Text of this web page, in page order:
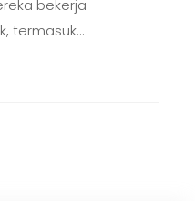
bekerja
termasuk
belajar yang